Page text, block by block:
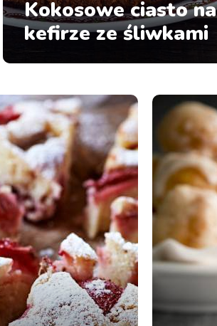
Kokosowe ciasto na
kefirze ze śliwkami